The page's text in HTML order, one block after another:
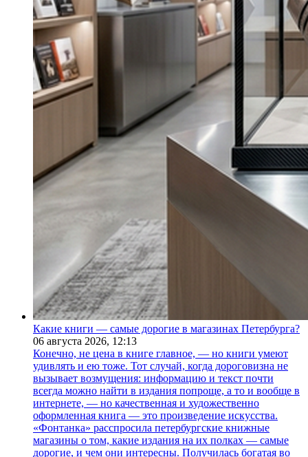
Какие книги — самые дорогие в магазинах Петербурга?
06 августа 2026, 12:13
Конечно, не цена в книге главное, — но книги умеют
удивлять и ею тоже. Тот случай, когда дороговизна не
вызывает возмущения: информацию и текст почти
всегда можно найти в издания попроще, а то и вообще в
интернете, — но качественная и художественно
оформленная книга — это произведение искусства.
«Фонтанка» расспросила петербургские книжные
магазины о том, какие издания на их полках — самые
дорогие, и чем они интересны. Получилась богатая во